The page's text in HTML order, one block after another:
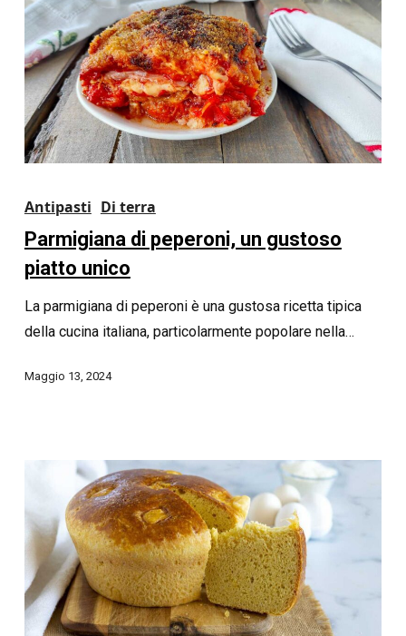
Antipasti Di terra
Parmigiana di peperoni, un gustoso
piatto unico
La parmigiana di peperoni è una gustosa ricetta tipica
della cucina italiana, particolarmente popolare nella…
Maggio 13, 2024